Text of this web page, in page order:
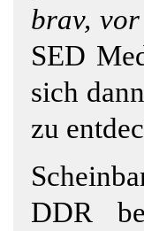
brav,
SED
sich
zu
DDR